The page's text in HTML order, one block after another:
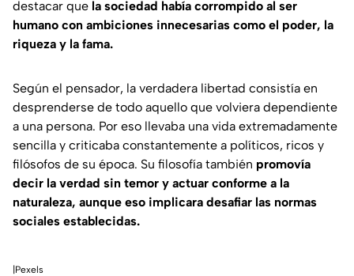
destacar que la sociedad había corrompido al ser
humano con ambiciones innecesarias como el poder, la
riqueza y la fama.
Según el pensador, la verdadera libertad consistía en
desprenderse de todo aquello que volviera dependiente
a una persona. Por eso llevaba una vida extremadamente
sencilla y criticaba constantemente a políticos, ricos y
filósofos de su época. Su filosofía también promovía
decir la verdad sin temor y actuar conforme a la
naturaleza, aunque eso implicara desafiar las normas
sociales establecidas.
|Pexels